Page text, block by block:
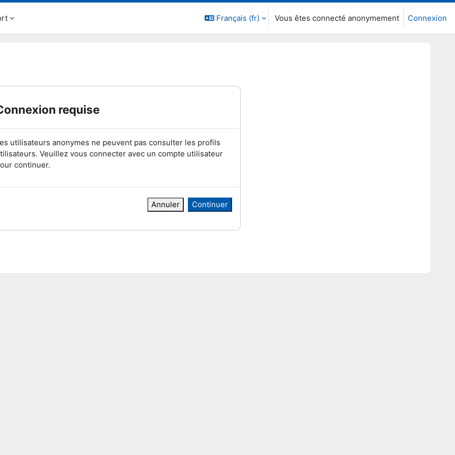
Français ‎(fr)‎ Vous êtes connecté anonymement Connexion
requise
utilisateurs anonymes ne peuvent pas consulter les profils
Veuillez vous connecter avec un compte utilisateur
continuer.
Annuler Continuer